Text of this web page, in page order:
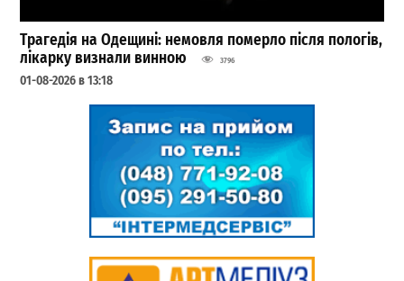
Трагедія на Одещині: немовля померло після пологів,
лікарку визнали винною
3796
01-08-2026 в 13:18